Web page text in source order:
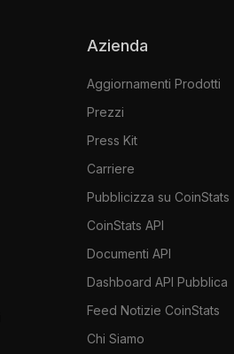
Azienda
Aggiornamenti Prodotti
Prezzi
Press Kit
Carriere
Pubblicizza su CoinStats
CoinStats API
Documenti API
Dashboard API Pubblica
Feed Notizie CoinStats
Chi Siamo